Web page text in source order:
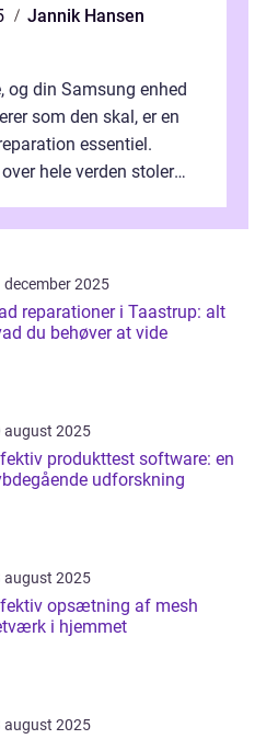
Jannik Hansen
og din Samsung enhed
som den skal, er en
essentiel.
hele verden stoler
december 2025
reparationer i Taastrup: alt
du behøver at vide
august 2025
produkttest software: en
udforskning
august 2025
opsætning af mesh
i hjemmet
august 2025